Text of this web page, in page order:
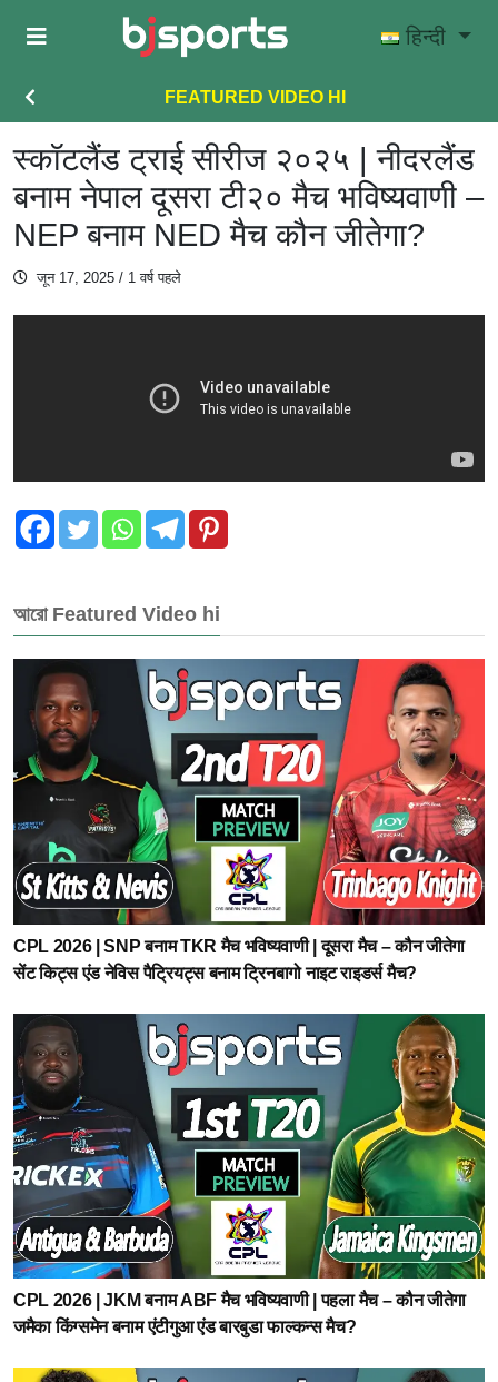
Skip to main content
हिन्दी
FEATURED VIDEO HI
स्कॉटलैंड ट्राई सीरीज २०२५ | नीदरलैंड
बनाम नेपाल दूसरा टी२० मैच भविष्यवाणी –
NEP बनाम NED मैच कौन जीतेगा?
जून 17, 2025 / 1 वर्ष पहले
আরো Featured Video hi
CPL 2026 | SNP बनाम TKR मैच भविष्यवाणी | दूसरा मैच – कौन जीतेगा
सेंट किट्स एंड नेविस पैट्रियट्स बनाम ट्रिनबागो नाइट राइडर्स मैच?
CPL 2026 | JKM बनाम ABF मैच भविष्यवाणी | पहला मैच – कौन जीतेगा
जमैका किंग्समेन बनाम एंटीगुआ एंड बारबुडा फाल्कन्स मैच?